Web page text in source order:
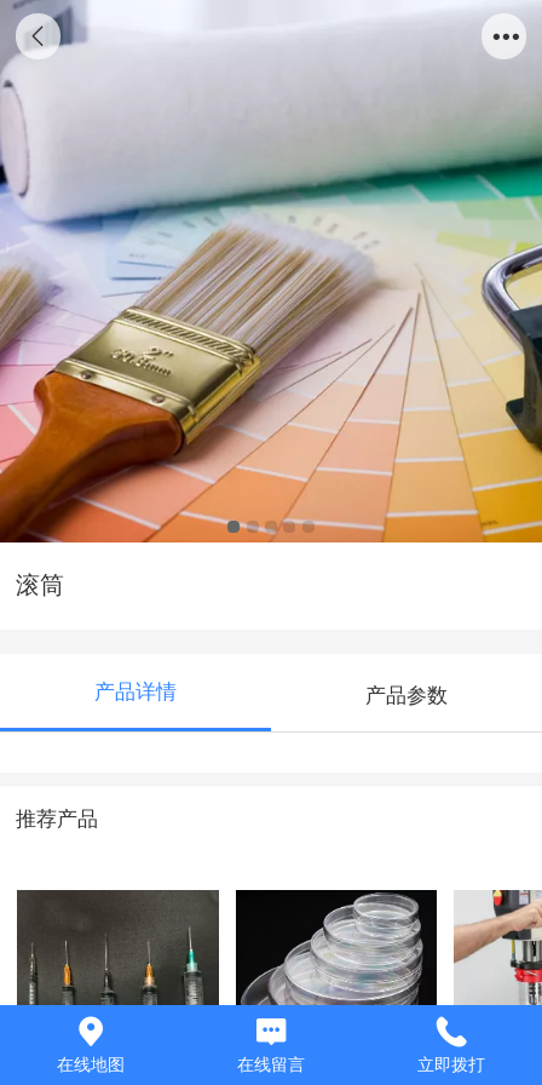
滚筒
产品详情 产品参数
推荐产品
注射器 培养皿 台钻
在线地图 在线留言 立即拨打